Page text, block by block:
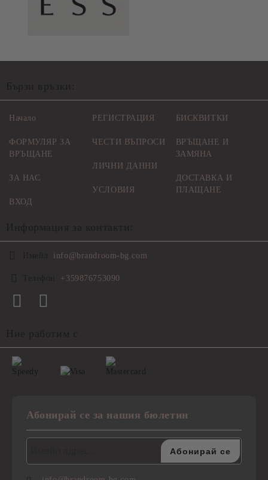
Начало
ФОРМУЛЯР ЗА
ВРЪЩАНЕ
ЗА НАС
ВХОД
РЕГИСТРАЦИЯ
ЧЕСТИ ВЪПРОСИ
ЛИЧНИ ДАННИ
УСЛОВИЯ
БИСКВИТКИ
ВРЪЩАНЕ И
ЗАМЯНА
ДОСТАВКА И
ПЛАЩАНЕ
info@brandroom-bg.com
+359876753090
Абонирай се за нашия бюлетин